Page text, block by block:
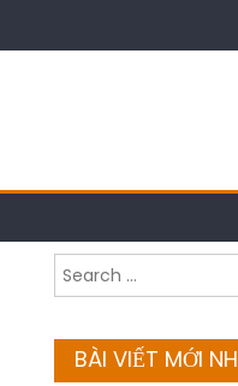
Search
for:
BÀI VIẾT MỚI